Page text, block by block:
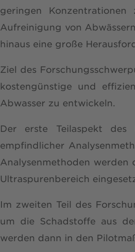
geringen
Aufreinigung von
hinaus eine große
Ziel des
kostengünstige und
Abwasser zu entwickeln.
Der erste Teilaspekt des
empfindlicher
Analysenmethoden
Ultraspurenbereich
Im zweiten Teil des
um die Schadstoffe aus
werden dann in den